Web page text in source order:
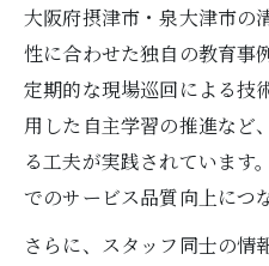
大阪府摂津市・泉大津市の
性に合わせた独自の教育事
定期的な現場巡回による技
用した自主学習の推進など
る工夫が実践されています
でのサービス品質向上につ
さらに、スタッフ同士の情